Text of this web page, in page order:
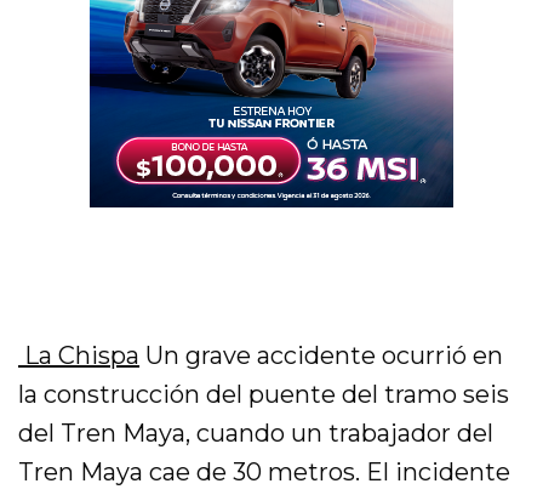
La Chispa Un grave accidente ocurrió en
la construcción del puente del tramo seis
del Tren Maya, cuando un trabajador del
Tren Maya cae de 30 metros. El incidente